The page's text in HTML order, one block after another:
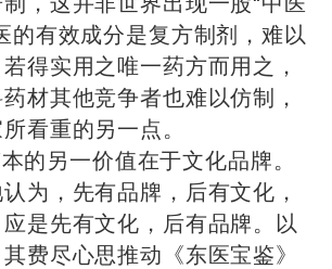
的有效成分是复方制剂，难以
得实用之唯一药方而用之，
材其他竞争者也难以仿制，
看重的另一点。
的另一价值在于文化品牌。
为，先有品牌，后有文化，
是先有文化，后有品牌。以
费尽心思推动《东医宝鉴》